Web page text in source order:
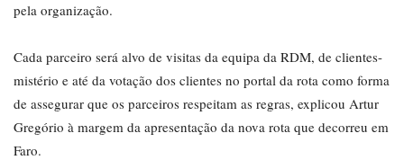
pela organização.
Cada parceiro será alvo de visitas da equipa da RDM, de clientes-
mistério e até da votação dos clientes no portal da rota como forma
de assegurar que os parceiros respeitam as regras, explicou Artur
Gregório à margem da apresentação da nova rota que decorreu em
Faro.